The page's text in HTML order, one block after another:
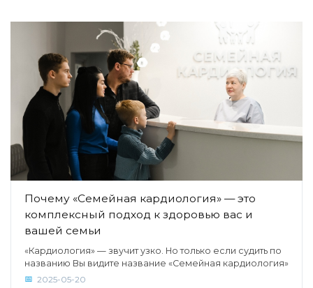
Почему «Семейная кардиология» — это
комплексный подход к здоровью вас и
вашей семьи
«Кардиология» — звучит узко. Но только если судить по
названию Вы видите название «Семейная кардиология»
2025-05-20